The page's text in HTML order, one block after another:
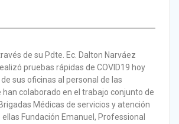
de su Pdte. Ec. Dalton Narváez
pruebas rápidas de COVID19 hoy
sus oficinas al personal de las
han colaborado en el trabajo conjunto de
Médicas de servicios y atención
Fundación Emanuel, Professional